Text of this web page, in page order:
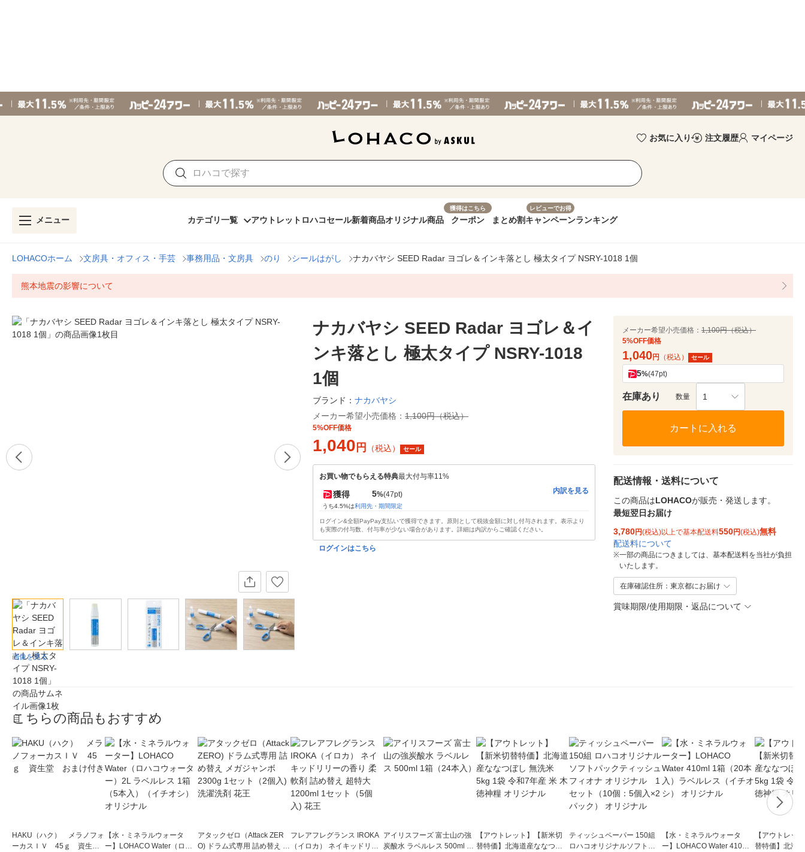
お気に入り 注文履歴 マイページ
メニュー カテゴリ一覧 アウトレット ロハコセール新着商品オリジナル商品
獲得はこちら
クーポン まとめ割
レビューでお得
キャンペーンランキング
LOHACOホーム 文房具・オフィス・手芸 事務用品・文房具 のり シールはがし ナカバヤシ SEED Radar ヨゴレ＆インキ落とし 極太タイプ NSRY-1018 1個
熊本地震の影響について
画像を見る
ナカバヤシ SEED Radar ヨゴレ＆イ
ンキ落とし 極太タイプ NSRY-1018
1個
ブランド： ナカバヤシ
メーカー希望小売価格： 1,100円（税込）
5%OFF価格
1,040 円 （税込） セール
お買い物でもらえる特典最大付与率11%
獲得 5%(47pt)
うち4.5%は利用先・期間限定
内訳を見る
ログイン&全額PayPay支払いで獲得できます。原則として税抜金額に対し付与されます。表示より
も実際の付与数、付与率が少ない場合があります。詳細は内訳からご確認ください。
ログインはこちら
メーカー希望小売価格： 1,100円（税込）
5%OFF価格
1,040円 （税込） セール
5%(47pt)
在庫あり 数量 1
カートに入れる
配送情報・送料について
この商品はLOHACOが販売・発送します。
最短翌日お届け
3,780円(税込)以上で基本配送料550円(税込)無料
配送料について
※一部の商品につきましては、基本配送料を当社が負担
いたします。
在庫確認住所：東京都にお届け
賞味期限/使用期限・返品について
こちらの商品もおすすめ
HAKU（ハク） メラノフォ
ーカスＩＶ 45ｇ 資生
【水・ミネラルウォータ
ー】LOHACO Water（ロハ
アタックゼロ（Attack ZER
O) ドラム式専用 詰め替え メ
フレアフレグランス IROKA
（イロカ） ネイキッドリリ
アイリスフーズ 富士山の強
炭酸水 ラベルレス 500ml 1
【アウトレット】【新米切
替特価】北海道産ななつぼ
ティッシュペーパー 150組
ロハコオリジナルソフトパ
【水・ミネラルウォータ
ー】LOHACO Water 410ml
【アウトレッ
替特価】北海